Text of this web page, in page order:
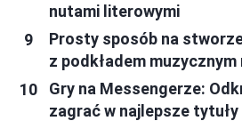
nutami literowymi
Prosty sposób na
z podkładem muzycznym
Gry na Messengerze:
zagrać w najlepsze